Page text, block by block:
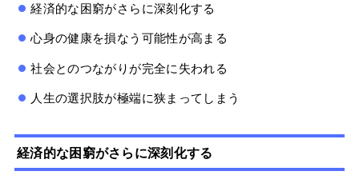
経済的な困窮がさらに深刻化する
心身の健康を損なう可能性が高まる
社会とのつながりが完全に失われる
人生の選択肢が極端に狭まってしまう
経済的な困窮がさらに深刻化する